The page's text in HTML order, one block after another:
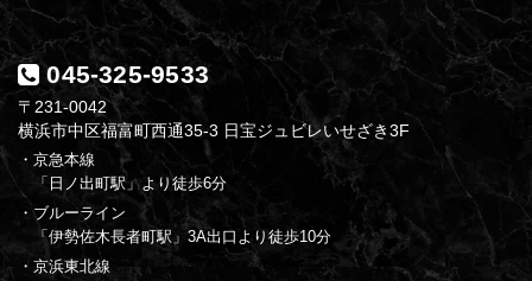
045-325-9533
〒231-0042
横浜市中区福富町西通35-3 日宝ジュビレいせざき3F
・京急本線
「日ノ出町駅」より徒歩6分
・ブルーライン
「伊勢佐木長者町駅」3A出口より徒歩10分
・京浜東北線